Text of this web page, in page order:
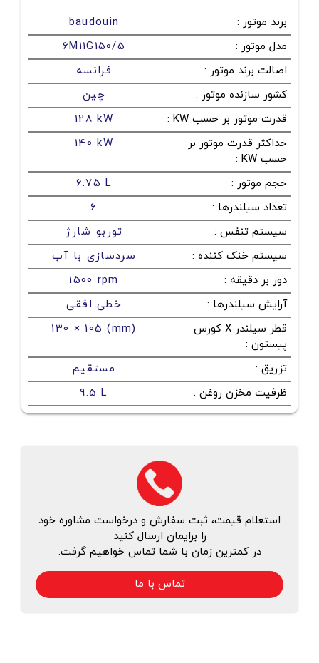
برند موتور :
baudouin
مدل موتور :
6M11G150/5
اصالت برند موتور :
فرانسه
کشور سازنده موتور :
چین
قدرت موتور بر حسب KW
:
128 kW
حداکثر قدرت موتور بر
حسب KW
:
140 kW
حجم موتور :
6.75 L
تعداد سیلندرها :
6
سیستم تنفس :
توربو شارژ
سیستم خنک کننده :
سردسازی با آب
دور بر دقیقه :
1500 rpm
آرایش سیلندرها :
خطی افقی
قطر سیلندر X کورس
پیستون :
130 × 105 (mm)
تزریق :
مستقیم
ظرفیت مخزن روغن :
9.5 L
استعلام قیمت، ثبت سفارش و درخواست مشاوره خود
را برایمان ارسال کنید
در کمترین زمان با شما تماس خواهیم گرفت.
تماس با ما